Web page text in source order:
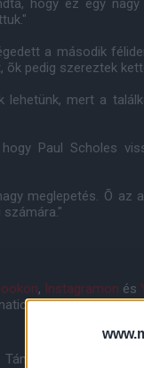
hogy ez egy
a második
õk pedig szereztek
lehetünk, mert a
Paul Scholes
meglepetés. Õ
, Instagramon és
mobil
Támogasd